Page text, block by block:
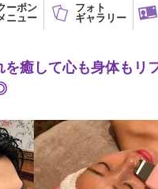
ーポン
ニュー
フォト
ギャラリー
を癒して心も身体も